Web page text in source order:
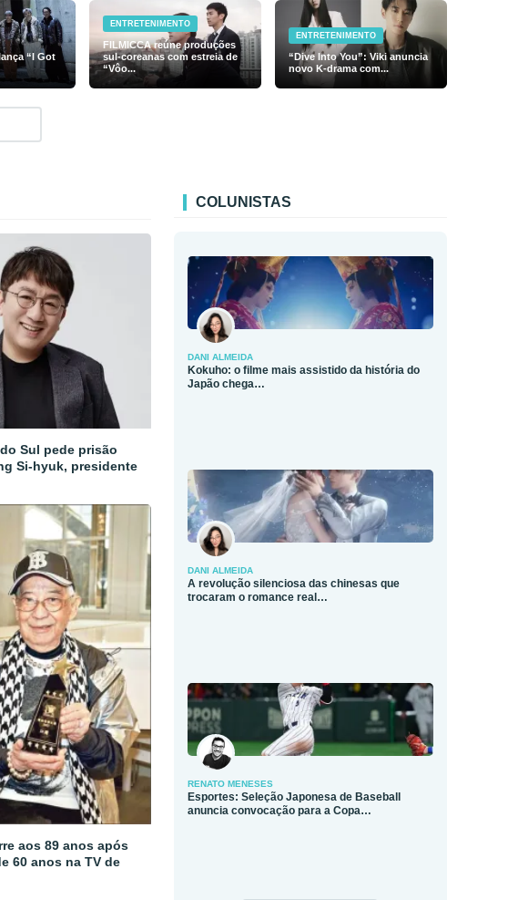
“I Got
ENTRETENIMENTO
FILMICCA reúne produções
sul-coreanas com estreia de
“Vôo...
ENTRETENIMENTO
“Dive Into You”: Viki anuncia
novo K-drama com...
Sul pede prisão
Si-hyuk, presidente
aos 89 anos após
60 anos na TV de
COLUNISTAS
DANI ALMEIDA
Kokuho: o filme mais assistido da história do
Japão chega…
DANI ALMEIDA
A revolução silenciosa das chinesas que
trocaram o romance real…
RENATO MENESES
Esportes: Seleção Japonesa de Baseball
anuncia convocação para a Copa…